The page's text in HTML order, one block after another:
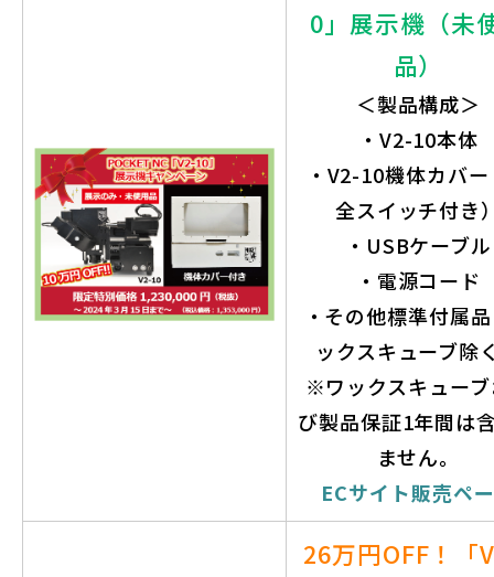
0」展示機（未
品）
＜製品構成＞
・V2-10本体
・V2-10機体カバ
全スイッチ付き
・USBケーブル
・電源コード
・その他標準付属
ックスキューブ除
※ワックスキュー
び製品保証1年間は
ません。
ECサイト販売ペ
26万円OFF！「